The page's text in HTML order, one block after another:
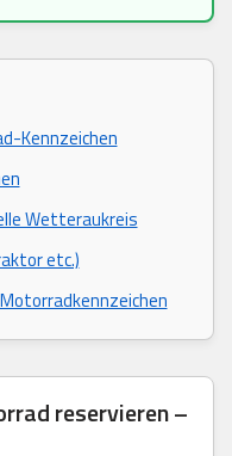
Kennzeichen
Wetteraukreis
etc.)
reservieren –